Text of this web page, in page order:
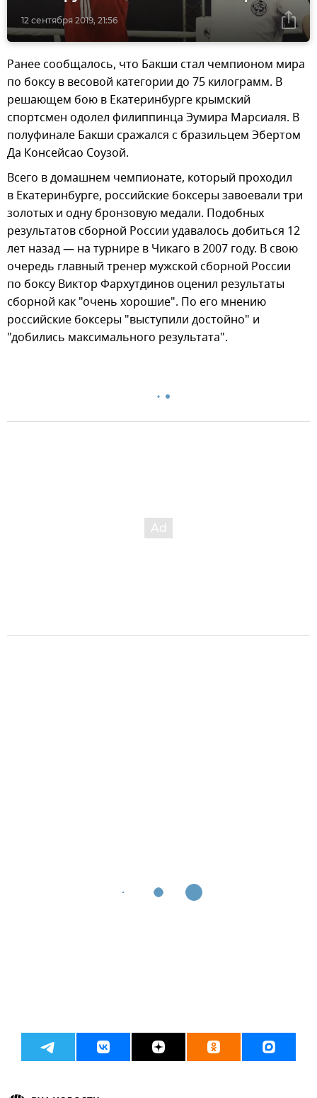
12 сентября 2019, 21:56
Ранее сообщалось, что Бакши стал чемпионом мира
по боксу в весовой категории до 75 килограмм. В
решающем бою в Екатеринбурге крымский
спортсмен одолел филиппинца Эумира Марсиаля. В
полуфинале Бакши сражался с бразильцем Эбертом
Да Консейсао Соузой.
Всего в домашнем чемпионате, который проходил
в Екатеринбурге, российские боксеры завоевали три
золотых и одну бронзовую медали. Подобных
результатов сборной России удавалось добиться 12
лет назад — на турнире в Чикаго в 2007 году. В свою
очередь главный тренер мужской сборной России
по боксу Виктор Фархутдинов оценил результаты
сборной как "очень хорошие". По его мнению
российские боксеры "выступили достойно" и
"добились максимального результата".